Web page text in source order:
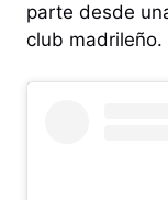
parte desde
club madrileño.